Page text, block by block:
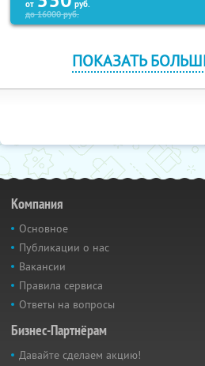
от
руб.
до16000руб.
ПОКАЗАТЬ
Компания
Основное
Публикации о нас
Вакансии
Правила сервиса
Ответы на вопросы
Бизнес-Партнёрам
Давайте сделаем акцию!